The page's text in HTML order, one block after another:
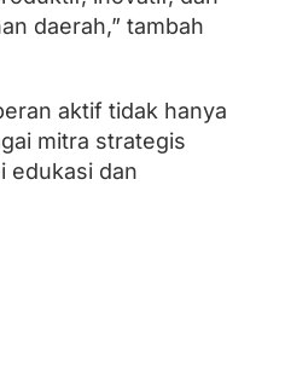
daerah,” tambah
aktif tidak hanya
mitra strategis
edukasi dan